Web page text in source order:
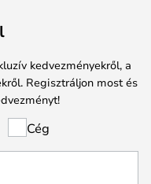
kedvezményekről, a
Regisztráljon most és
Cég